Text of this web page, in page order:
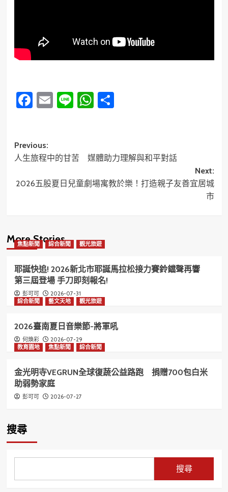
Facebook
Email
LineWhatsApp
分
Post
navigation
Previous:
人生旅程中的甘苦 媒體助力理解與和平對話
Next:
2026五股夏日兒童劇場寓教於樂！打造親子友善宜居城
市
More Stories
焦點新聞 綜合新聞 觀光旅遊
耶誕快追! 2026新北市耶誕馬拉松接力賽鈴鐺聲再響
第三屆登場 手刀即刻報名!
彭可可
2026-07-31
綜合新聞
藝文天地 觀光旅遊
2026臺南夏日音樂節-將軍吼
何煥彩
2026-07-29
教育園地
焦點新聞 綜合新聞
金光明寺VEGRUN全球復蔬公益路跑 捐贈700包白米
助弱勢家庭
彭可可 2026-07-27
搜尋
搜尋